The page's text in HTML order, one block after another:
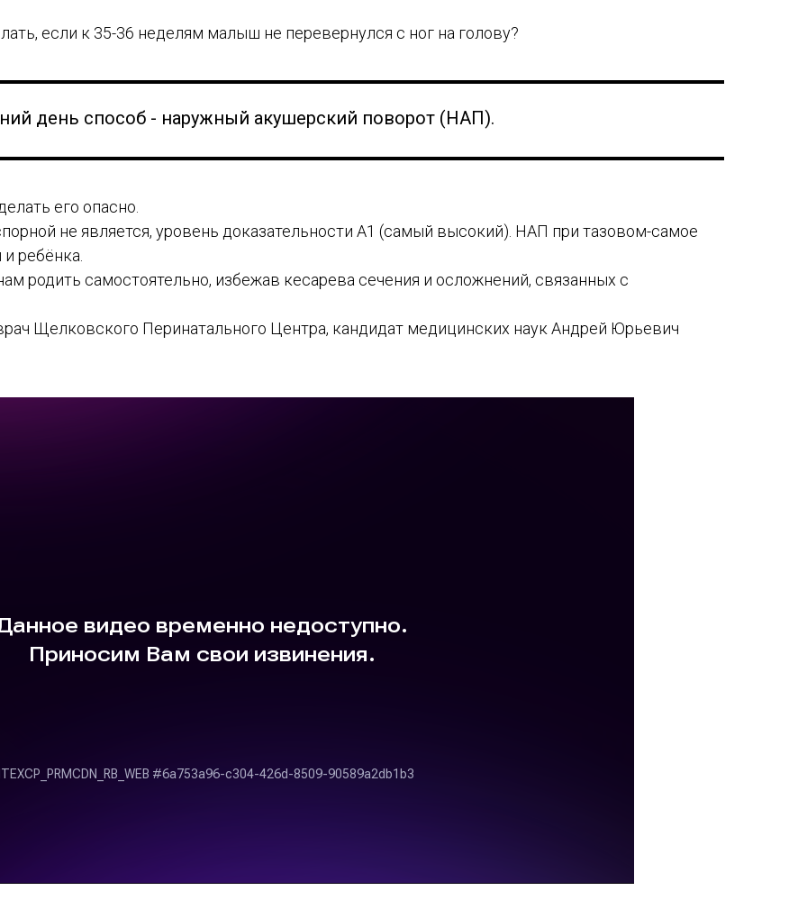
если к 35-36 неделям малыш не перевернулся с ног на голову?
день способ - наружный акушерский поворот (НАП).
его опасно.
не является, уровень доказательности А1 (самый высокий). НАП при тазовом-самое
ребёнка.
родить самостоятельно, избежав кесарева сечения и осложнений, связанных с
Щелковского Перинатального Центра, кандидат медицинских наук Андрей Юрьевич